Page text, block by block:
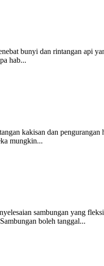
bunyi dan rintangan api
hab...
kakisan dan pengurangan
mungkin...
sambungan yang
boleh tanggal...